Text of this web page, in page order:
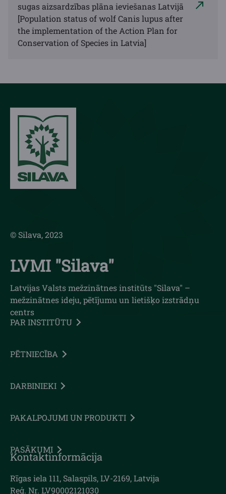
sugas aizsardzības plāna ieviešanas Latvijā
[Population status of wolf Canis lupus after
the implementation of the Action Plan for
Conservation of Species in Latvia]
© Silava, 2023
LVMI "Silava"
Latvijas Valsts mežzinātnes institūts "Silava" –
mežzinātnes ideju, pētījumu un lietišķo izstrādņu
centrs
PAR INSTITŪTU
PĒTNIECĪBA
DARBINIEKI
PAKALPOJUMI UN PRODUKTI
PASĀKUMI
Kontaktinformācija
Rīgas iela 111, Salaspils, LV-2169, Latvija
Reģ. Nr. LV90002121030